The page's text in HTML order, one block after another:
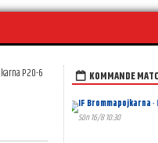
KOMMANDE
IF Brommapojkarna-
Sön 16/8 10:30